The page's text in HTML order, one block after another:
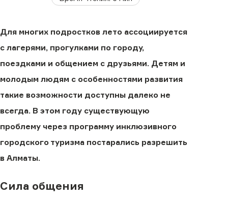
Для многих подростков лето ассоциируется
с лагерями, прогулками по городу,
поездками и общением с друзьями. Детям и
молодым людям с особенностями развития
такие возможности доступны далеко не
всегда. В этом году существующую
проблему через программу инклюзивного
городского туризма постарались разрешить
в Алматы.
Сила общения